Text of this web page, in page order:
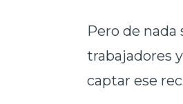
Pero de nada
trabajadores
captar ese